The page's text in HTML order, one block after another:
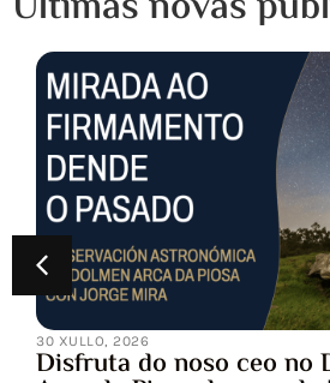
30 XULLO, 2026
Disfruta do noso ceo no